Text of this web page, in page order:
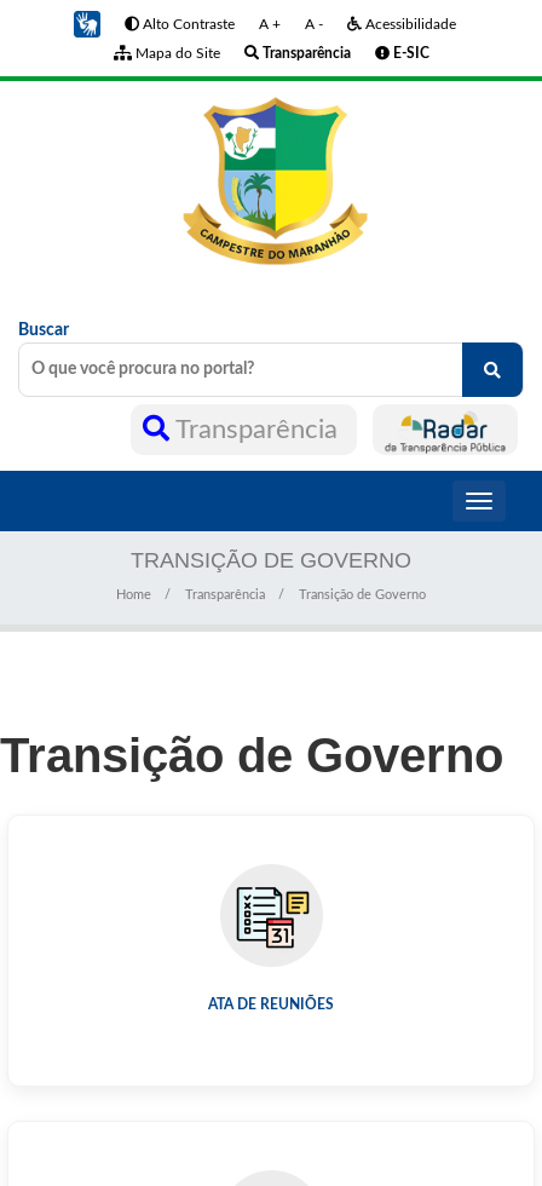
Alto Contraste A + A -
Acessibilidade
Mapa do Site
Transparência E-SIC
Buscar
Transparência
Toggle
TRANSIÇÃO DE GOVERNO
Home Transparência Transição de Governo
Transição de Governo
ATA DE REUNIÕES